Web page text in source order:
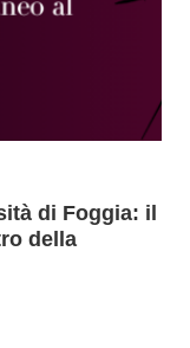
di Foggia: il
della